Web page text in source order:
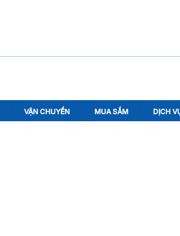
VẬN CHUYỂN MUA SẮM DỊCH